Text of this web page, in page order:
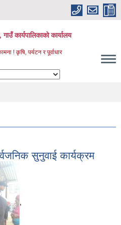
कार्यपालिकाको कार्यालय
! कृषि, पर्यटन र पूर्वाधार
सुनुवाई कार्यक्रम
,